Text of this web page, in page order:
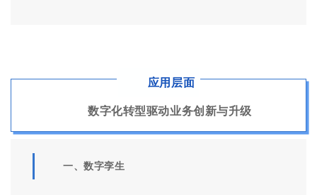
使用体验和满足他们的通讯需求，以改善沟通效率、加
强协同工作、提供即时反馈和解决方案，进一步提升社
会治理的效能和服务水平。